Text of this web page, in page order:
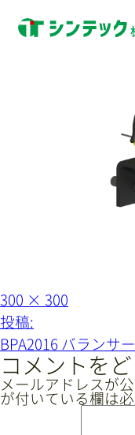
シンテックにつ
新着情報
採用情報
サイトマップ
BPA2016
フ
ル
サ
イ
ズ
300 × 300
投
稿
ナ
ビ
ゲ
投稿:
BPA2016 バランサ
コメントを
メールアドレスが
が付いている欄は